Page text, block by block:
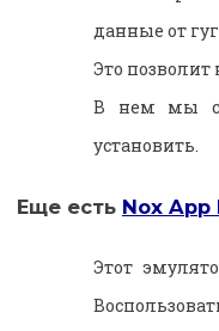
данные от
Это
В нем мы
установить.
Еще есть Nox App
Этот